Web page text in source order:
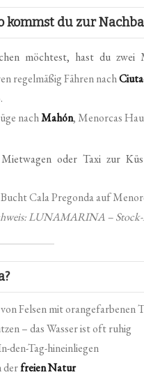
kommst du zur
möchtest, hast du zwei
regelmäßig Fähren nach
nachMahón, Menorcas
oder Taxi zur
LUNAMARINA –
Felsen mit orangefarbenen
– das Wasser ist oft ruhig
den-Tag-hineinliegen
derfreien Natur